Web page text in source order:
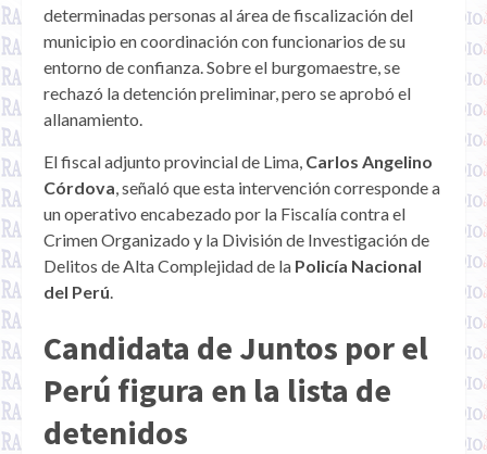
determinadas personas al área de fiscalización del
municipio en coordinación con funcionarios de su
entorno de confianza. Sobre el burgomaestre, se
rechazó la detención preliminar, pero se aprobó el
allanamiento.
El fiscal adjunto provincial de Lima, Carlos Angelino
Córdova , señaló que esta intervención corresponde a
un operativo encabezado por la Fiscalía contra el
Crimen Organizado y la División de Investigación de
Delitos de Alta Complejidad de la Policía Nacional
del Perú
Candidata de Juntos por el
Perú figura en la lista de
detenidos